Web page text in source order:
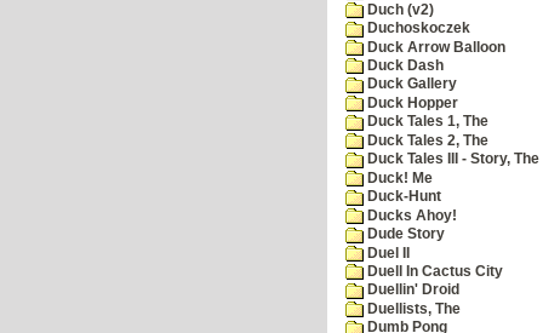
Duch (v2)
Duchoskoczek
Duck Arrow Balloon
Duck Dash
Duck Gallery
Duck Hopper
Duck Tales 1, The
Duck Tales 2, The
Duck Tales III - Story, The
Duck! Me
Duck-Hunt
Ducks Ahoy!
Dude Story
Duel II
Duell In Cactus City
Duellin' Droid
Duellists, The
Dumb Pong